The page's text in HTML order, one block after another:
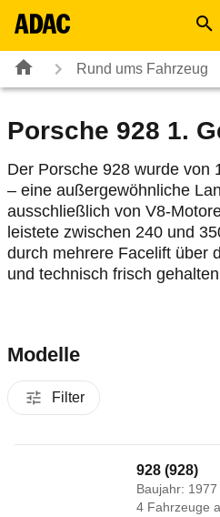
Rund ums Fahrzeug
Porsche 928 1.
Der Porsche 928 wurde von
– eine außergewöhnliche
ausschließlich von V8-
leistete zwischen 240 und
durch mehrere Facelift über
und technisch frisch
Modelle
Filter
928 (928)
Baujahr:
4 Fahrzeuge